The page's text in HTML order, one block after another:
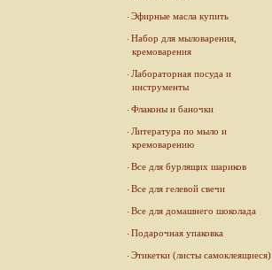
Эфирные масла купить
Набор для мыловарения,
кремоварения
Лабораторная посуда и
инструменты
Флаконы и баночки
Литература по мыло и
кремоварению
Все для бурлящих шариков
Все для гелевой свечи
Все для домашнего шоколада
Подарочная упаковка
Этикетки (листы самоклеящиеся)